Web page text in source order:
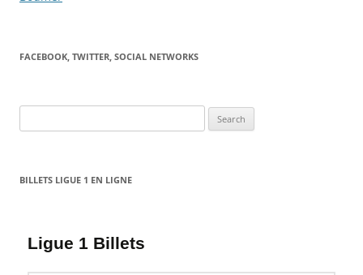
FACEBOOK, TWITTER, SOCIAL NETWORKS
for:
BILLETS LIGUE 1 EN LIGNE